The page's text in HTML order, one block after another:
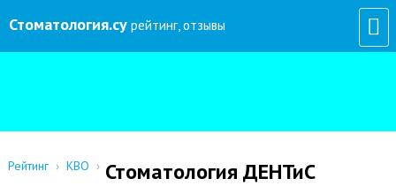
Стоматология.су рейтинг, отзывы
Рейтинг › КВО › Стоматология ДЕНТиС